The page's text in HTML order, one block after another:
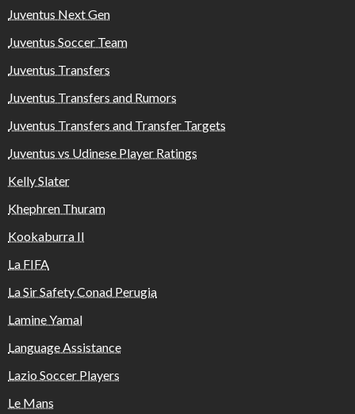
Juventus Next Gen
Juventus Soccer Team
Juventus Transfers
Juventus Transfers and Rumors
Juventus Transfers and Transfer Targets
Juventus vs Udinese Player Ratings
Kelly Slater
Khephren Thuram
Kookaburra II
La FIFA
La Sir Safety Conad Perugia
Lamine Yamal
Language Assistance
Lazio Soccer Players
Le Mans